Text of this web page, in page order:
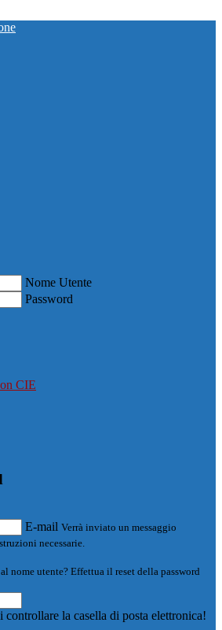
Nome Utente
Password
CIE
E-mail Verrà inviato un messaggio
necessarie.
nome utente? Effettua il reset della password
la casella di posta elettronica!